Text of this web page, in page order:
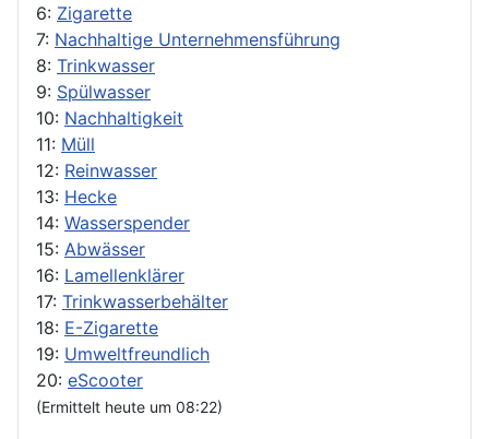
6: Zigarette
7: Nachhaltige Unternehmensführung
8: Trinkwasser
9: Spülwasser
10: Nachhaltigkeit
11: Müll
12: Reinwasser
13: Hecke
14: Wasserspender
15: Abwässer
16: Lamellenklärer
17: Trinkwasserbehälter
18: E-Zigarette
19: Umweltfreundlich
20: eScooter
(Ermittelt heute um 08:22)